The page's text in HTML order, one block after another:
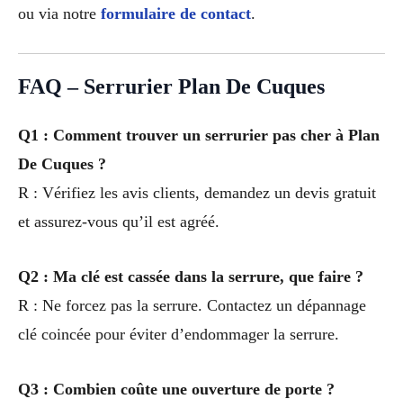
ou via notre formulaire de contact.
FAQ – Serrurier Plan De Cuques
Q1 : Comment trouver un serrurier pas cher à Plan
De Cuques ?
R : Vérifiez les avis clients, demandez un devis gratuit
et assurez-vous qu’il est agréé.
Q2 : Ma clé est cassée dans la serrure, que faire ?
R : Ne forcez pas la serrure. Contactez un dépannage
clé coincée pour éviter d’endommager la serrure.
Q3 : Combien coûte une ouverture de porte ?